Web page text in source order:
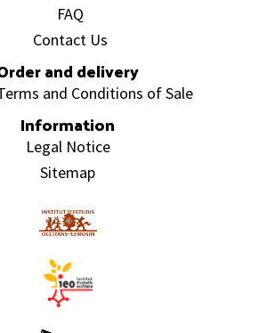
FAQ
Contact Us
and delivery
and Conditions of Sale
Information
Legal Notice
Sitemap